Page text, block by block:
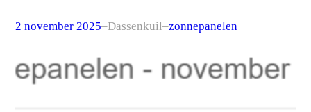
2 november 2025–Dassenkuil–zonnepanelen